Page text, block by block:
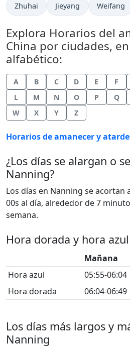
Zhuhai Jieyang Weifang
Explora Horarios del
China por ciudades,
alfabético:
A B C D E F
L
M N O P Q
W
X Y Z
Horarios de amanecer y
¿Los días se alargan o
Nanning?
Los días en Nanning se acortan
00s al día, alrededor de 7
semana.
Hora dorada y hora
Mañana
Hora azul
05:55-06:04
Hora dorada
06:04-06:49
Los días más largos y
Nanning